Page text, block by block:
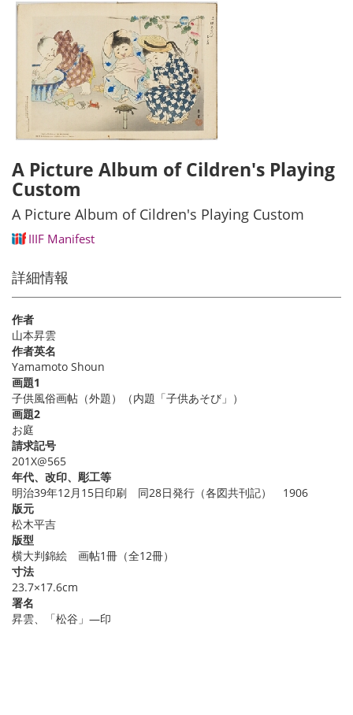
A Picture Album of Cildren's Playing
Custom
A Picture Album of Cildren's Playing Custom
IIIF Manifest
詳細情報
作者
山本昇雲
作者英名
Yamamoto Shoun
画題1
子供風俗画帖（外題）（内題「子供あそび」）
画題2
お庭
請求記号
201X@565
年代、改印、彫工等
明治39年12月15日印刷 同28日発行（各図共刊記） 1906
版元
松木平吉
版型
横大判錦絵 画帖1冊（全12冊）
寸法
23.7×17.6cm
署名
昇雲、「松谷」―印